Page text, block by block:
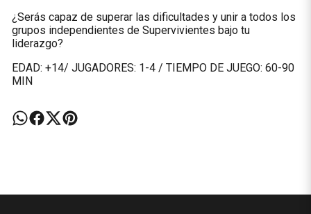
¿Serás capaz de superar las dificultades y unir a todos los
grupos independientes de Supervivientes bajo tu
liderazgo?
EDAD: +14/ JUGADORES: 1-4 / TIEMPO DE JUEGO: 60-90
MIN